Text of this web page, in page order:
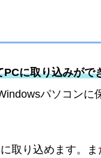
に取り込みがで
パソコンに
取り込めます。ま